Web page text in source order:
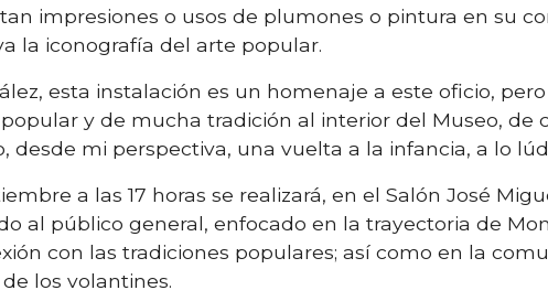
impresiones o usos de plumones o pintura en su
la iconografía del arte popular.
esta instalación es un homenaje a este oficio,
y de mucha tradición al interior del Museo, de
desde mi perspectiva, una vuelta a la infancia, a lo
a las 17 horas se realizará, en el Salón José
al público general, enfocado en la trayectoria de
con las tradiciones populares; así como en la
los volantines.